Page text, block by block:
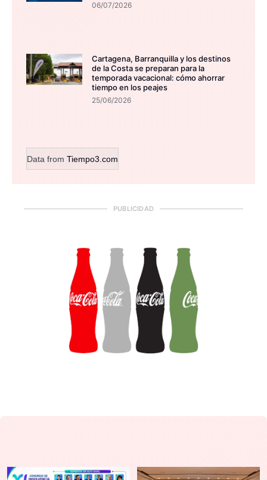
06/07/2026
Cartagena, Barranquilla y los destinos
de la Costa se preparan para la
temporada vacacional: cómo ahorrar
tiempo en los peajes
25/06/2026
Data from Tiempo3.com
PUBLICIDAD